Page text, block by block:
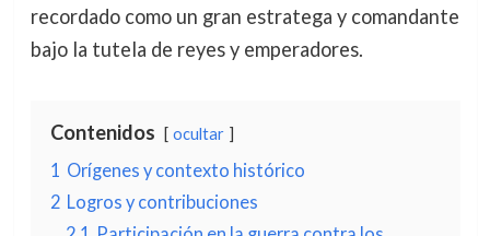
recordado como un gran estratega y comandante
bajo la tutela de reyes y emperadores.
Contenidos ocultar
1 Orígenes y contexto histórico
2 Logros y contribuciones